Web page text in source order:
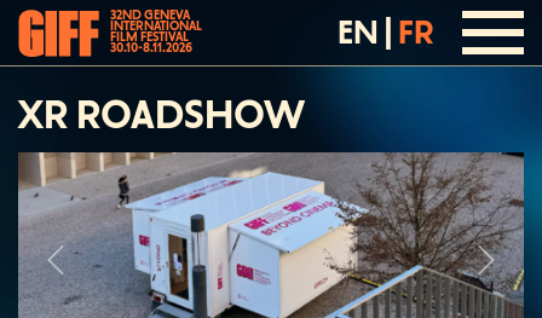
32ND GENEVA
INTERNATIONAL
FILM FESTIVAL
30.10-8.11.2026 EN FR
XR ROADSHOW
Précédent